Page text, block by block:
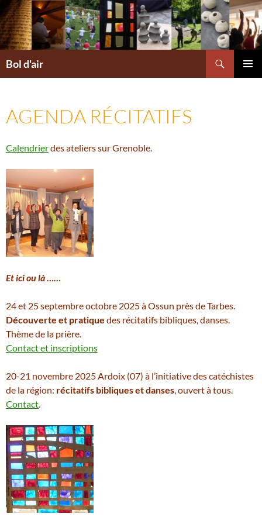
Aller
au
contenu
Bol d'air
AGENDA RÉCITATIFS
Calendrierdes ateliers sur Grenoble.
Et ici ou là ……
24 et 25 septembre octobre 2025 à Ossun près de Tarbes.
Découverte et pratique des récitatifs bibliques, danses.
Thème de la prière.
Contact et inscriptions
20-21 novembre 2025 Ardoix (07) à l’initiative des catéchistes
de la région: récitatifs bibliques et danses, ouvert à tous.
Contact.